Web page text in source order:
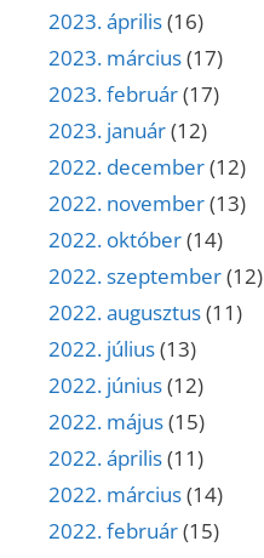
2023. április(16)
2023. március(17)
2023. február(17)
2023. január(12)
2022. december(12)
2022. november(13)
2022. október(14)
2022. szeptember(12)
2022. augusztus(11)
2022. július(13)
2022. június(12)
2022. május(15)
2022. április(11)
2022. március(14)
2022. február(15)